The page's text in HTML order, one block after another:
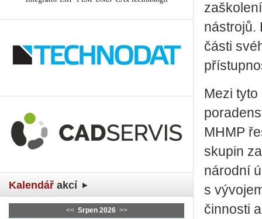
Kalendář akcí
<< Srpen 2026 >>
nástrojů.
části
Mezi
MHMP
skupin
národní
s
činnosti